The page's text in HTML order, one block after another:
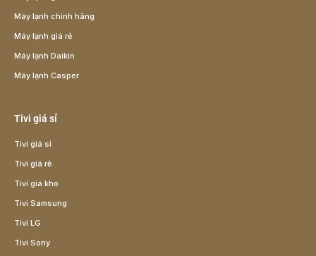
Máy lạnh chính hãng
Máy lạnh giá rẻ
Máy lạnh Daikin
Máy lạnh Casper
Tivi giá sỉ
Tivi giá sỉ
Tivi giá rẻ
Tivi giá kho
Tivi Samsung
Tivi LG
Tivi Sony